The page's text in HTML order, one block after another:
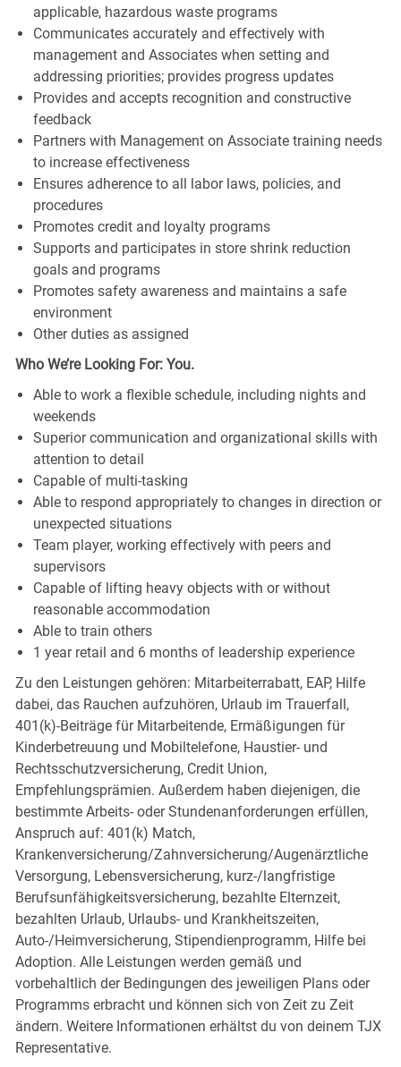
applicable, hazardous waste programs
Communicates accurately and effectively with
management and Associates when setting and
addressing priorities; provides progress updates
Provides and accepts recognition and constructive
feedback
Partners with Management on Associate training needs
to increase effectiveness
Ensures adherence to all labor laws, policies, and
procedures
Promotes credit and loyalty programs
Supports and participates in store shrink reduction
goals and programs
Promotes safety awareness and maintains a safe
environment
Other duties as assigned
Who We’re Looking For: You.
Able to work a flexible schedule, including nights and
weekends
Superior communication and organizational skills with
attention to detail
Capable of multi-tasking
Able to respond appropriately to changes in direction or
unexpected situations
Team player, working effectively with peers and
supervisors
Capable of lifting heavy objects with or without
reasonable accommodation
Able to train others
1 year retail and 6 months of leadership experience
Zu den Leistungen gehören: Mitarbeiterrabatt, EAP, Hilfe
dabei, das Rauchen aufzuhören, Urlaub im Trauerfall,
401(k)-Beiträge für Mitarbeitende, Ermäßigungen für
Kinderbetreuung und Mobiltelefone, Haustier- und
Rechtsschutzversicherung, Credit Union,
Empfehlungsprämien. Außerdem haben diejenigen, die
bestimmte Arbeits- oder Stundenanforderungen erfüllen,
Anspruch auf: 401(k) Match,
Krankenversicherung/Zahnversicherung/Augenärztliche
Versorgung, Lebensversicherung, kurz-/langfristige
Berufsunfähigkeitsversicherung, bezahlte Elternzeit,
bezahlten Urlaub, Urlaubs- und Krankheitszeiten,
Auto-/Heimversicherung, Stipendienprogramm, Hilfe bei
Adoption. Alle Leistungen werden gemäß und
vorbehaltlich der Bedingungen des jeweiligen Plans oder
Programms erbracht und können sich von Zeit zu Zeit
ändern. Weitere Informationen erhältst du von deinem TJX
Representative.